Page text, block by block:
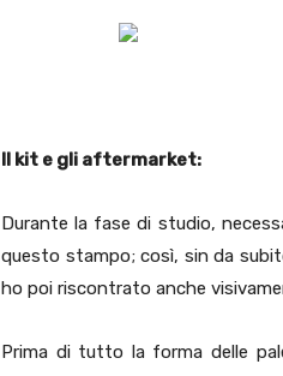
Il kit e gli aftermarket:
Durante la fase di studio,
questo stampo; così, sin da
ho poi riscontrato anche
Prima di tutto la forma delle